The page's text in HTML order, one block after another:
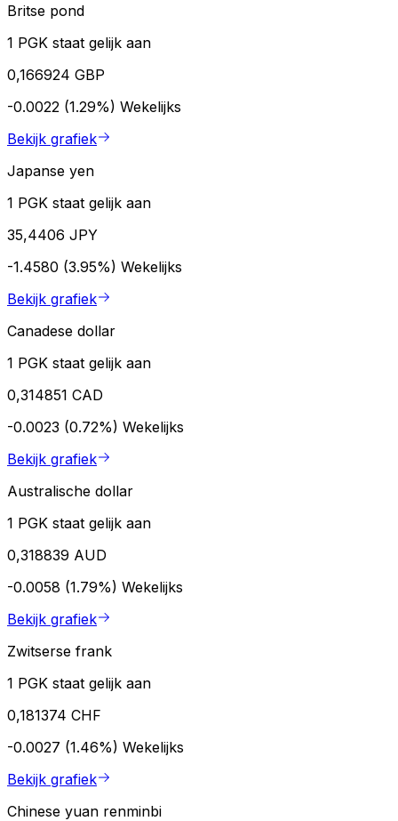
Britse pond
1 PGK staat gelijk aan
0,166924 GBP
-0.0022 (1.29%) Wekelijks
Bekijk grafiek
Japanse yen
1 PGK staat gelijk aan
35,4406 JPY
-1.4580 (3.95%) Wekelijks
Bekijk grafiek
Canadese dollar
1 PGK staat gelijk aan
0,314851 CAD
-0.0023 (0.72%) Wekelijks
Bekijk grafiek
Australische dollar
1 PGK staat gelijk aan
0,318839 AUD
-0.0058 (1.79%) Wekelijks
Bekijk grafiek
Zwitserse frank
1 PGK staat gelijk aan
0,181374 CHF
-0.0027 (1.46%) Wekelijks
Bekijk grafiek
Chinese yuan renminbi